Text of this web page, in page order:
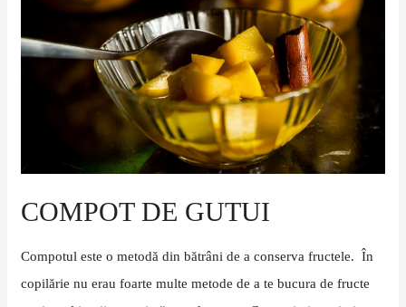
COMPOT DE GUTUI
Compotul este o metodă din bătrâni de a conserva fructele. În
copilărie nu erau foarte multe metode de a te bucura de fructe